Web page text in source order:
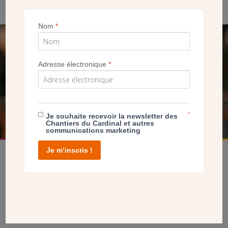
SEUL VOTRE DON
NOUS PERMET D’AGIR
FAIRE UN DON
Nom*
Adresse électronique*
Je souhaite recevoir la newsletter des
Chantiers du Cardinal et autres
communications marketing
*
Je m’inscris !